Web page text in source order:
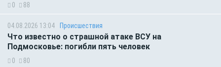
0 88
04.08.2026 13:04 Происшествия
Что известно о страшной атаке ВСУ на
Подмосковье: погибли пять человек
0 80